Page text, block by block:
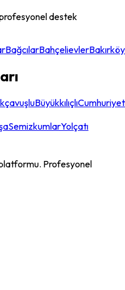
destek
BağcılarBahçelievlerBakırköy
BüyükkılıçlıCumhuriyet
SemizkumlarYolçatı
Profesyonel